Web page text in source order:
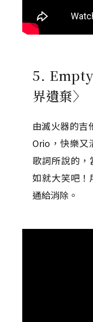
5.
界遺棄〉
由滅火器的
Orio，快樂又
歌詞所說的
如就大笑吧！
通給消除。